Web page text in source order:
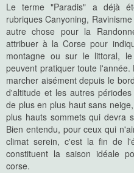
Le terme "Paradis" a déjà
rubriques Canyoning,
autre chose pour la
attribuer à la Corse pour
montagne ou sur le littoral,
peuvent pratiquer toute
marcher aisément depuis le
d'altitude et les autres
de plus en plus haut sans
plus hauts sommets qui devra
Bien entendu, pour ceux qui
climat serein, c'est la fin de
constituent la saison idéale
corse.